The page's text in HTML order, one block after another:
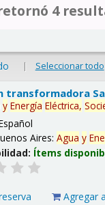
4
| Seleccionar todo
transformadora
y Energía Eléctrica,
Aires:Agua y
Ítems
Agregar